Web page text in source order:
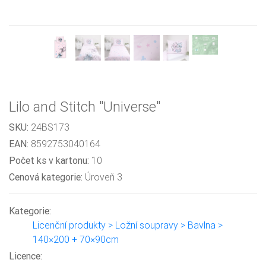
Lilo and Stitch "Universe"
SKU: 24BS173
EAN: 8592753040164
Počet ks v kartonu: 10
Cenová kategorie: Úroveň 3
Kategorie:
Licenční produkty > Ložní soupravy > Bavlna >
140×200 + 70×90cm
Licence: